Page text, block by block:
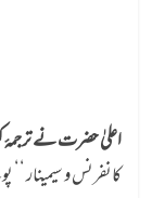
اعلیٰ حضرت نے ترجمۂ
کانفرنس و سیمینار